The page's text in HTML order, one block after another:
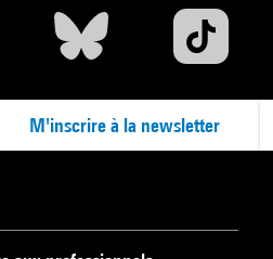
M'inscrire à la newsletter